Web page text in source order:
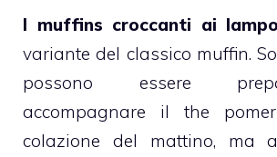
I muffins croccanti ai
variante del classico muffin.
possono essere
accompagnare il the
colazione del mattino, ma